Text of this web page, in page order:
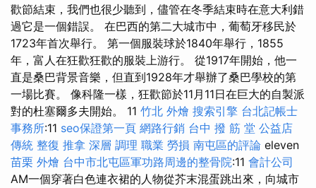
歡節結束，我們也很少聽到，儘管在冬季結束時在意大利錯
過它是一個錯誤。 在巴西的第二大城市中，葡萄牙移民於
1723年首次舉行。 第一個服裝球於1840年舉行，1855
年，富人在狂歡狂歡的服裝上游行。 從1917年開始，他一
直是桑巴背景音樂，但直到1928年才舉辦了桑巴學校的第
一場比賽。 像科隆一樣，狂歡節於11月11日在巨大的自製派
對的杜塞爾多夫開始。 11 竹北 外燴 搜索引擎 台北記帳士
事務所:11 seo保證第一頁 網路行銷 台中 撥 筋 堂 公益店
傳統 整復 推拿 深層 調理 職業 勞損 南屯區的評論 eleven
苗栗 外燴 台中市北屯區軍功路周邊的整骨院:11 會計公司
AM一個穿著白色連衣裙的人物從芥末混蛋跳出來，向城市